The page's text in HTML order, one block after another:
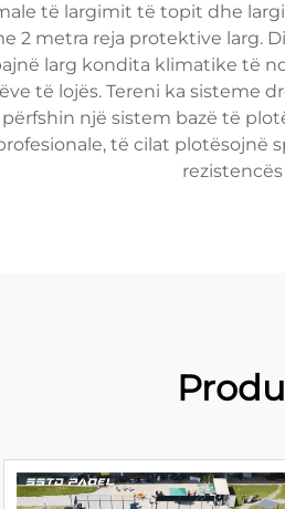
të largimit të topit dhe
2 metra reja protektive
larg kondita klimatike të
të lojës. Tereni ka
një sistem bazë të
të cilat